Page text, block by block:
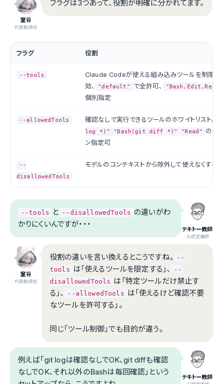
室谷
代表取締役
フラグは3つあって、役割が明確に分かれてます。
フラグ 役割
--tools Claude Codeが使える組み込みツールを制限。
効、 "default" で全許可、 "Bash,Edit,Read"
個別指定
--allowedTools 確認なしで実行できるツールのホワイトリスト。
log *)" "Bash(git diff *)" "Read"
のよ
ン指定可
--
disallowedTools
モデルのコンテキストから除外して使えなくする
テキトー教師
.AI認定講師
--tools と --disallowedTools の違いがわ
かりにくいんですが・・・
室谷
代表取締役
役割の違いを言い換えるとこうですね。
--
tools は「使えるツールを限定する」、
--
disallowedTools は「特定ツールだけ禁止す
る」、
--allowedTools は「使えるけど確認不要
なツールを許可する」。
同じ「ツール制御」でも目的が違う。
テキトー教師
例えば「git logは確認なしでOK、git diffも確認
なしでOK、それ以外のBashは毎回確認」という